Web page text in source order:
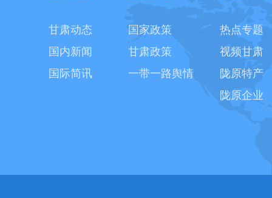
甘肃动态
国内新闻
国际简讯
国家政策
甘肃政策
一带一路舆情
热点专题
视频甘肃
陇原特产
陇原企业